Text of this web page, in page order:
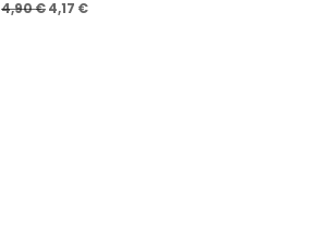
4,90€4,17 €